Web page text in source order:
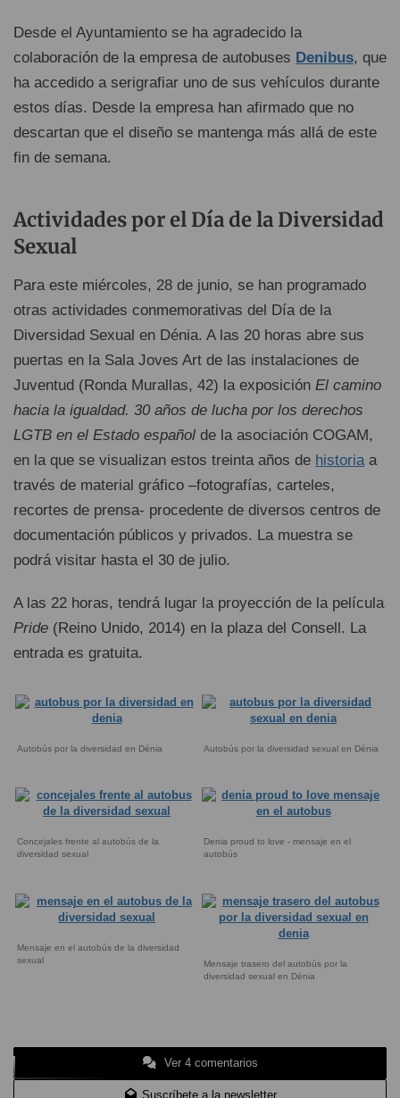
Desde el Ayuntamiento se ha agradecido la
colaboración de la empresa de autobuses Denibus, que
ha accedido a serigrafiar uno de sus vehículos durante
estos días. Desde la empresa han afirmado que no
descartan que el diseño se mantenga más allá de este
fin de semana.
Actividades por el Día de la Diversidad
Sexual
Para este miércoles, 28 de junio, se han programado
otras actividades conmemorativas del Día de la
Diversidad Sexual en Dénia. A las 20 horas abre sus
puertas en la Sala Joves Art de las instalaciones de
Juventud (Ronda Murallas, 42) la exposición El camino
hacia la igualdad. 30 años de lucha por los derechos
LGTB en el Estado español de la asociación COGAM,
en la que se visualizan estos treinta años de historiaa
través de material gráfico –fotografías, carteles,
recortes de prensa- procedente de diversos centros de
documentación públicos y privados. La muestra se
podrá visitar hasta el 30 de julio.
A las 22 horas, tendrá lugar la proyección de la película
Pride (Reino Unido, 2014) en la plaza del Consell. La
entrada es gratuita.
Autobús por la diversidad en Dénia Autobús por la diversidad sexual en Dénia
Concejales frente al autobús de la
diversidad sexual
Denia proud to love - mensaje en el
autobús
Mensaje en el autobús de la diversidad
sexual
Mensaje trasero del autobús por la
diversidad sexual en Dénia
Ver 4 comentarios
Suscríbete a la newsletter